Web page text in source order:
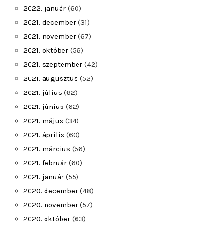
2022. január (60)
2021. december (31)
2021. november (67)
2021. október (56)
2021. szeptember (42)
2021. augusztus (52)
2021. július (62)
2021. június (62)
2021. május (34)
2021. április (60)
2021. március (56)
2021. február (60)
2021. január (55)
2020. december (48)
2020. november (57)
2020. október (63)